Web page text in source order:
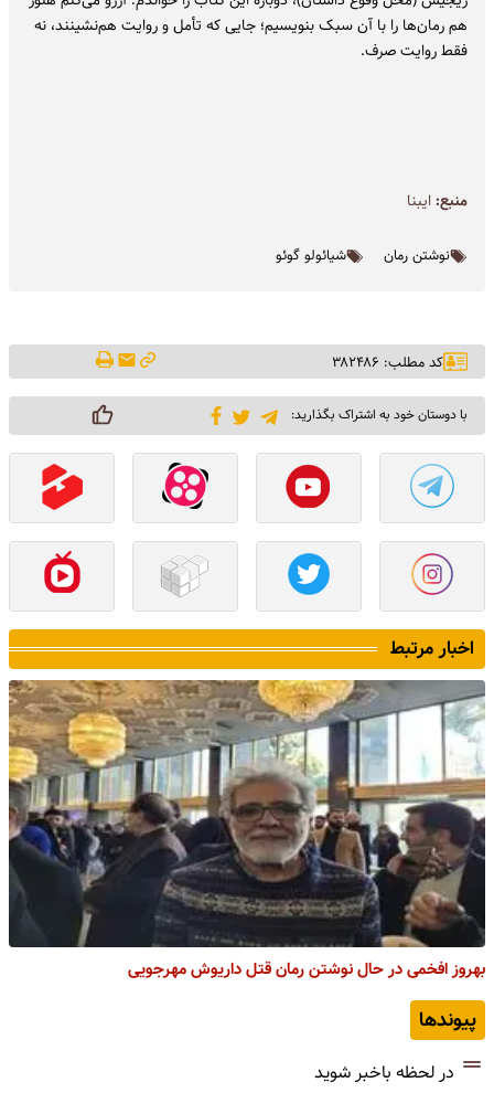
هم رمان‌ها را با آن سبک بنویسیم؛ جایی که تأمل و روایت هم‌نشینند، نه
فقط روایت صرف.
منبع:ایبنا
نوشتن رمان شیائولو گوئو
کد مطلب: ۳۸۲۴۸۶
با دوستان خود به اشتراک بگذارید:
اخبار مرتبط
بهروز افخمی در حال نوشتن رمان قتل داریوش مهرجویی
پیوندها
در لحظه باخبر شوید